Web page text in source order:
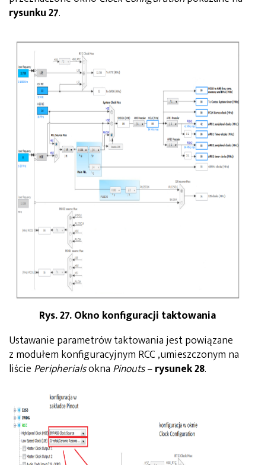
rysunku 27.
Rys. 27. Okno konfiguracji taktowania
Ustawanie parametrów taktowania jest powiązane
z modułem konfiguracyjnym RCC ,umieszczonym na
liście Peripherialsokna Pinouts–rysunek 28.